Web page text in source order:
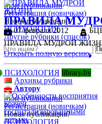
Мои публикации
Регистрация (новичкам)
Новая публикация?
ПСИХОЛОГИЯ
Другие рубрики (список)
ПРАВИЛА
07 февраля 2012
ПРАВИЛА МУДРОЙ
Открыть полную версию
ПСИХОЛОГИЯ library.by
Архивы рубрики
Автору
Мои публикации
Регистрация (новичкам)
Новая публикация?
ПСИХОЛОГИЯ